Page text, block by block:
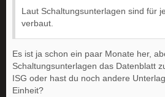
Laut Schaltungsunterlagen sind für
verbaut.
Es ist ja schon ein paar Monate her,
Schaltungsunterlagen das Datenblatt
ISG oder hast du noch andere
Einheit?